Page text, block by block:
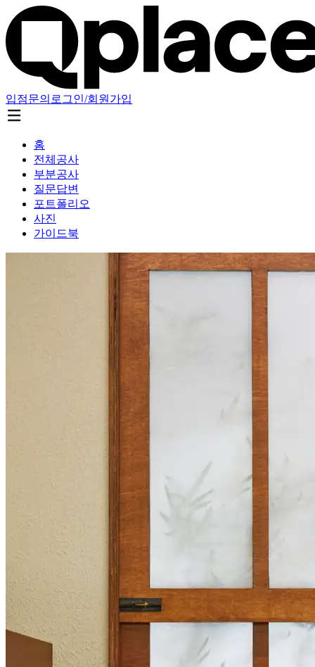
입점문의 로그인/회원가입
홈
전체공사
부분공사
질문답변
포트폴리오
사진
가이드북